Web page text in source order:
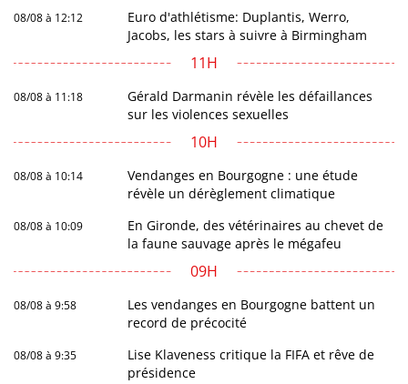
08/08 à 12:12
Euro d'athlétisme: Duplantis, Werro,
Jacobs, les stars à suivre à Birmingham
11H
08/08 à 11:18
Gérald Darmanin révèle les défaillances
sur les violences sexuelles
10H
08/08 à 10:14
Vendanges en Bourgogne : une étude
révèle un dérèglement climatique
08/08 à 10:09
En Gironde, des vétérinaires au chevet de
la faune sauvage après le mégafeu
09H
08/08 à 9:58
Les vendanges en Bourgogne battent un
record de précocité
08/08 à 9:35
Lise Klaveness critique la FIFA et rêve de
présidence